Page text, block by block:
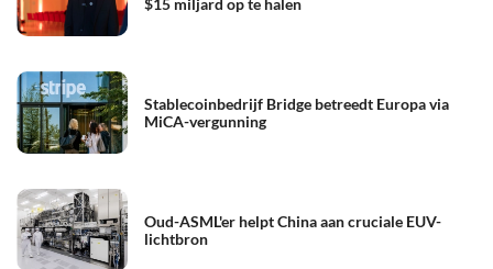
Stablecoinbedrijf Bridge betreedt Europa via
MiCA-vergunning
Oud-ASML'er helpt China aan cruciale EUV-
lichtbron